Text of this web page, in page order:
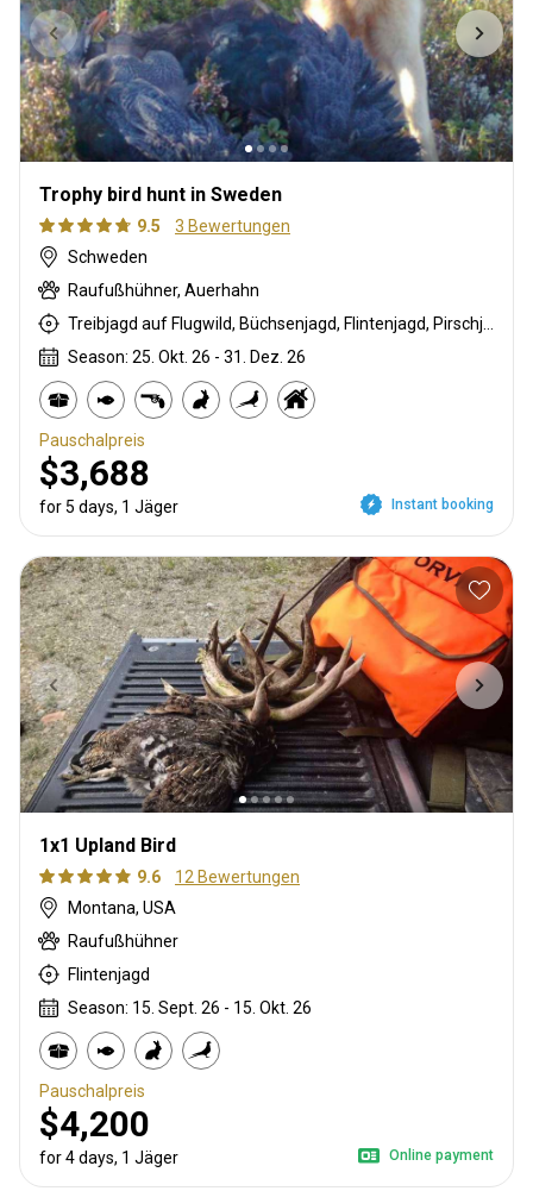
Trophy bird hunt in Sweden
9.5
3 Bewertungen
Schweden
Raufußhühner, Auerhahn
Season: 25. Okt. 26 - 31. Dez. 26
Pauschalpreis
$3,688
for 5 days, 1 Jäger Instant booking
1x1 Upland Bird
9.6
12 Bewertungen
Montana, USA
Raufußhühner
Flintenjagd
Season: 15. Sept. 26 - 15. Okt. 26
Pauschalpreis
$4,200
for 4 days, 1 Jäger Online payment